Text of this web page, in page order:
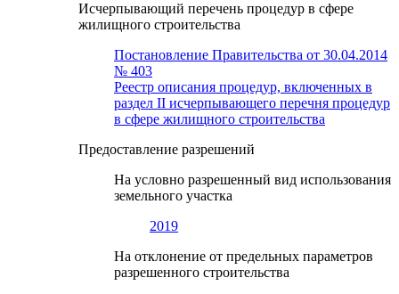
Исчерпывающий перечень процедур в сфере
жилищного строительства
Постановление Правительства от 30.04.2014
№ 403
Реестр описания процедур, включенных в
раздел II исчерпывающего перечня процедур
в сфере жилищного строительства
Предоставление разрешений
На условно разрешенный вид использования
земельного участка
2019
На отклонение от предельных параметров
разрешенного строительства